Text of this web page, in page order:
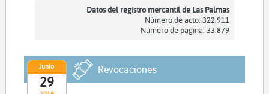
Datos del registro mercantil de Las Palmas
Número de acto: 322.911
Número de página: 33.879
Junio
29
Revocaciones